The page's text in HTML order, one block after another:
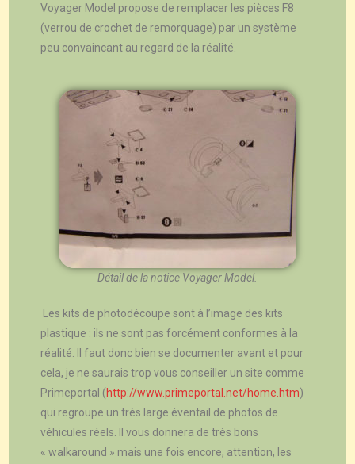
Voyager Model propose de remplacer les pièces F8
(verrou de crochet de remorquage) par un système
peu convaincant au regard de la réalité.
Détail de la notice Voyager Model.
Les kits de photodécoupe sont à l’image des kits
plastique : ils ne sont pas forcément conformes à la
réalité. Il faut donc bien se documenter avant et pour
cela, je ne saurais trop vous conseiller un site comme
Primeportal (http://www.primeportal.net/home.htm)
qui regroupe un très large éventail de photos de
véhicules réels. Il vous donnera de très bons
« walkaround » mais une fois encore, attention, les